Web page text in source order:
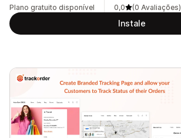
Plano gratuito disponível
0,0
(0 Avaliações)
Instale